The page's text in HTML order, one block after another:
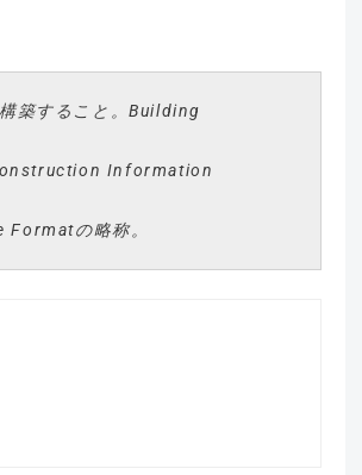
築すること。Building
Information
の略称。